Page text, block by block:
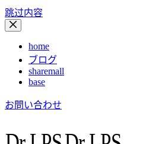
跳过内容
home
ブログ
sharemall
base
お問い合わせ